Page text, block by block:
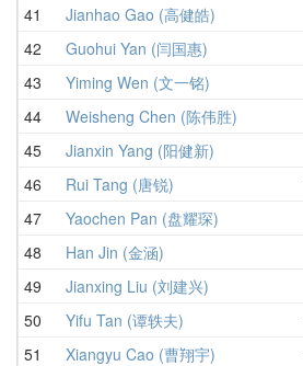
41 Jianhao Gao (高健皓)
42 Guohui Yan (闫国惠)
43 Yiming Wen (文一铭)
44 Weisheng Chen (陈伟胜)
45 Jianxin Yang (阳健新)
46 Rui Tang (唐锐)
47 Yaochen Pan (盘耀琛)
48 Han Jin (金涵)
49 Jianxing Liu (刘建兴)
50 Yifu Tan (谭轶夫)
51 Xiangyu Cao (曹翔宇)